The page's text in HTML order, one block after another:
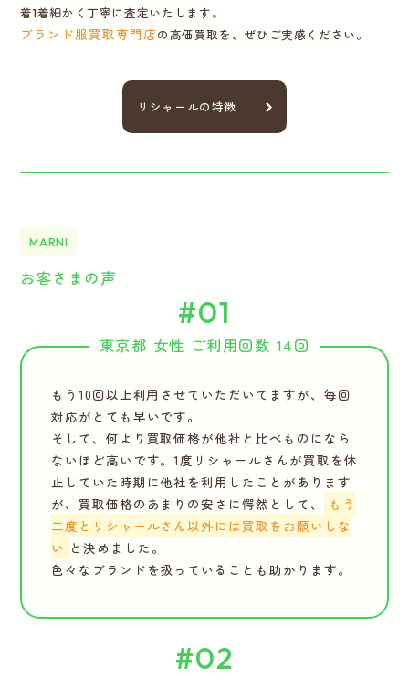
着1着細かく丁寧に査定いたします。
ブランド服買取専門店の高価買取を、ぜひご実感ください。
リシャールの特徴
MARNI
お客さまの声
#01
東京都 女性 ご利用回数 14回
もう10回以上利用させていただいてますが、毎回
対応がとても早いです。
そして、何より買取価格が他社と比べものになら
ないほど高いです。1度リシャールさんが買取を休
止していた時期に他社を利用したことがあります
が、買取価格のあまりの安さに愕然として、
もう
二度とリシャールさん以外には買取をお願いしな
い と決めました。
色々なブランドを扱っていることも助かります。
#02